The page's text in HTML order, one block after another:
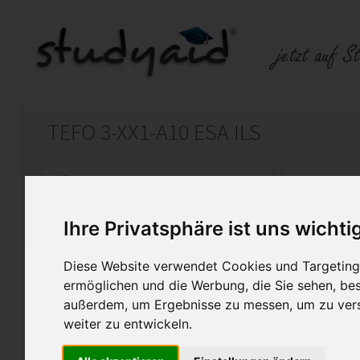
Ihre Privatsphäre ist uns
Diese Website verwendet Cookies und
ermöglichen und die Werbung, die Sie sehen,
außerdem, um Ergebnisse zu messen, um zu
weiter zu entwickeln.
TEFO 3-XX1-A10 ESA ILS
Auf StudyAid.de verkaufen
Startseite Wirtschaft
Textformulierung Teil 3
Ich verkaufe meine
mir selbst erarbeitet und mit
Korrekturhinweise vom